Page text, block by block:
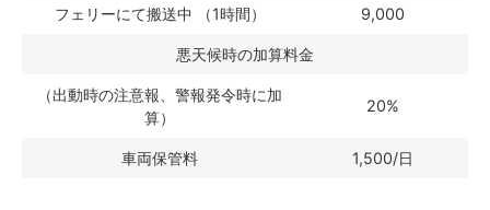
フェリーにて搬送中 （1時間） 9,000
悪天候時の加算料金
（出動時の注意報、警報発令時に加
算）
20%
車両保管料 1,500/日